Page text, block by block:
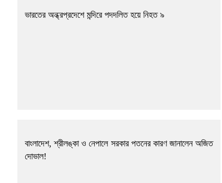
ভারতের অন্ধ্রপ্রদেশে মন্দিরে পদদলিত হয়ে নিহত ৯
বাংলাদেশ, শ্রীলঙ্কা ও নেপালে সরকার পতনের কারণ জানালেন অজিত
দোভাল!